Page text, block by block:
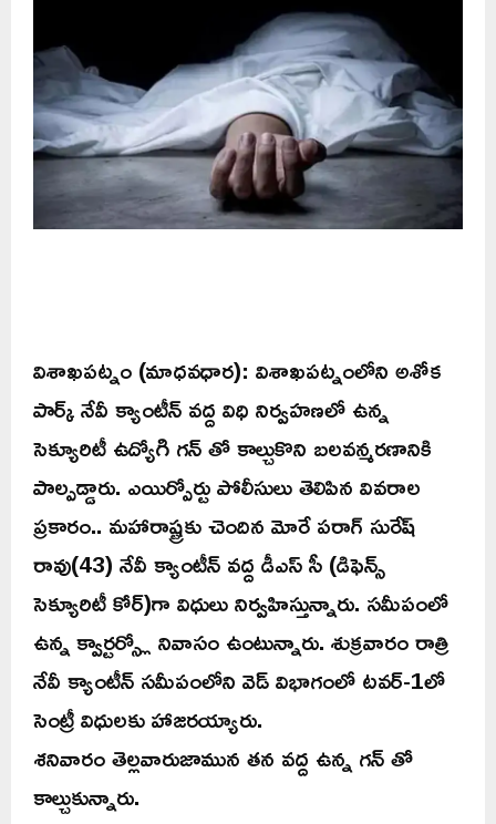
విశాఖపట్నం (మాధవధార): విశాఖపట్నంలోని అశోక
పార్క్ నేవీ క్యాంటీన్ వద్ద విధి నిర్వహణలో ఉన్న
సెక్యూరిటీ ఉద్యోగి గన్ తో కాల్చుకొని బలవన్మరణానికి
పాల్పడ్డారు. ఎయిర్పోర్టు పోలీసులు తెలిపిన వివరాల
ప్రకారం.. మహారాష్ట్రకు చెందిన మోరే పరాగ్ సురేష్
రావు(43) నేవీ క్యాంటీన్ వద్ద డీఎస్ సీ (డిఫెన్స్
సెక్యూరిటీ కోర్)గా విధులు నిర్వహిస్తున్నారు. సమీపంలో
ఉన్న క్వార్టర్స్లో నివాసం ఉంటున్నారు. శుక్రవారం రాత్రి
నేవీ క్యాంటీన్ సమీపంలోని వెడ్ విభాగంలో టవర్-1లో
సెంట్రీ విధులకు హాజరయ్యారు.
శనివారం తెల్లవారుజామున తన వద్ద ఉన్న గన్ తో
కాల్చుకున్నారు.